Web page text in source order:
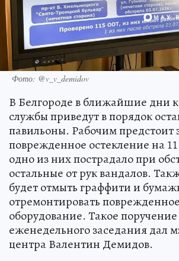
Фото: @v_v_demidov
В Белгороде в ближайшие дни
службы приведут в порядок
павильоны. Рабочим предстоит
поврежденное остекление на
одно из них пострадало при
остальные от рук вандалов.
будет отмыть граффити и
отремонтировать поврежденное
оборудование. Такое поручение
еженедельного заседания дал
центра Валентин Демидов.